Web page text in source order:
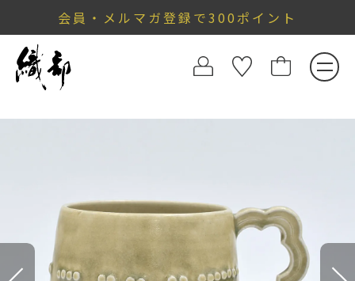
会員・メルマガ登録で300ポイント